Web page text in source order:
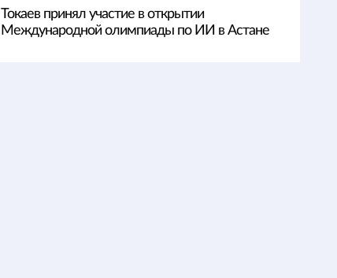
Токаев принял участие в открытии
Международной олимпиады по ИИ в Астане